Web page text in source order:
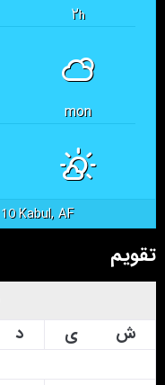
۲h
mon
Kabul, AF
10 days weather forecast ▸
تقویم
ش
ی د